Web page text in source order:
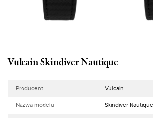
Vulcain Skindiver Nautique
Producent Vulcain
Nazwa modelu Skindiver Nautique